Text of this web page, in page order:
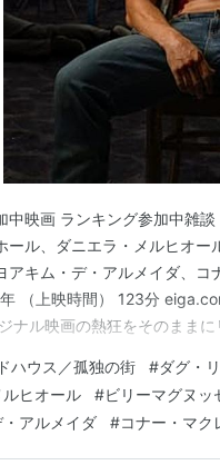
中映画 ランキング参加中雑
ール、ダニエラ・メルヒオ
アキム・デ・アルメイダ、
（上映時間） 123分
ナル映画の熱狂をそのまま
就く。しかし、この美しい島
ハウス／孤独の街 #ダグ・
ヒオール #ビリーマグヌッ
アルメイダ #コナー・マク